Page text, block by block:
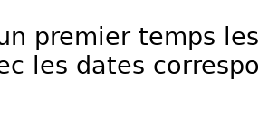
premier temps
les dates